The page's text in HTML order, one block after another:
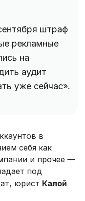
штраф
рекламные
на
аудит
уже сейчас».
в
себя как
и прочее —
под
юрист Калой